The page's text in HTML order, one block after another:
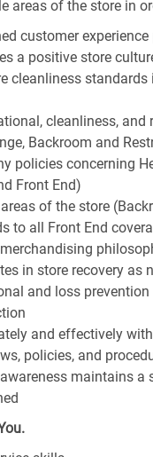
areas of the store in
customer
a positive store
cleanliness
cleanliness, and
Backroom and
policies concerning
Front End)
of the store
to all Front End
in store recovery as
and loss
and effectively
policies, and
maintains a